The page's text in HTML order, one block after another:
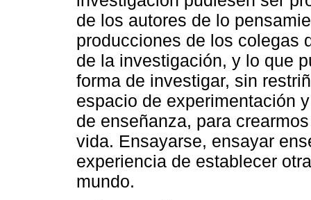
de los autores de lo
producciones de los colegas
de la investigación, y lo que
forma de investigar, sin
espacio de experimentación
de enseñanza, para
vida. Ensayarse, ensayar
experiencia de establecer
mundo.